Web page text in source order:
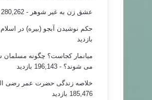
عشق زن به غیر شوهر - 280,262 بازدید
حکم نوشیدن آبجو (بیره) در
بازدید
میانمار کجاست؟ چگونه مسلمان
می شوند؟ - 196,143 بازدید
خلاصه زندگی حضرت عمر رضی
185,476 بازدید